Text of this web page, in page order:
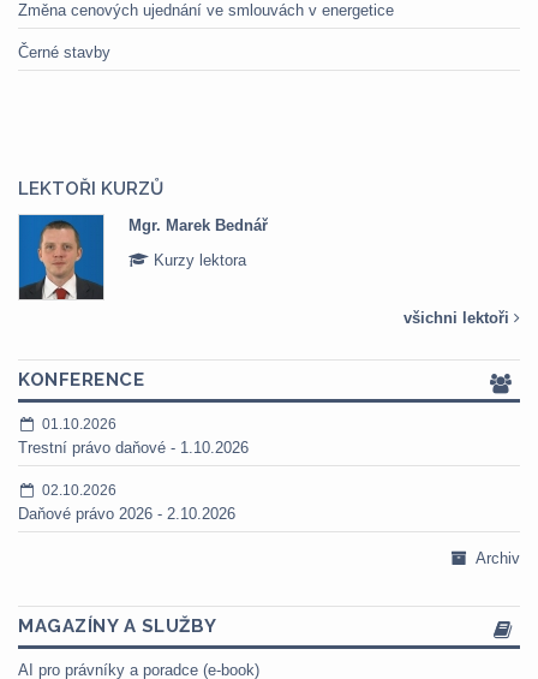
Změna cenových ujednání ve smlouvách v energetice
Černé stavby
LEKTOŘI KURZŮ
Mgr. Marek Bednář
Kurzy lektora
všichni lektoři
KONFERENCE
01.10.2026
Trestní právo daňové - 1.10.2026
02.10.2026
Daňové právo 2026 - 2.10.2026
Archiv
MAGAZÍNY A SLUŽBY
AI pro právníky a poradce (e-book)